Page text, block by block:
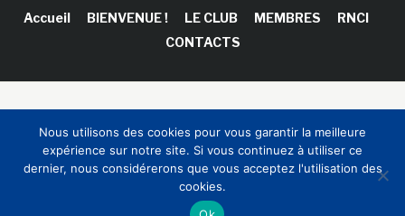
Accueil BIENVENUE ! LE CLUB MEMBRES
RNCI
CONTACTS
Sinapses Conseils
Nous utilisons des cookies pour vous garantir la meilleure
expérience sur notre site. Si vous continuez à utiliser ce
dernier, nous considérerons que vous acceptez l'utilisation des
cookies.